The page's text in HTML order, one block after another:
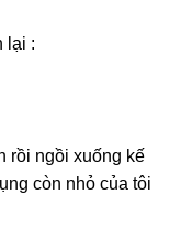
lại :
rồi ngồi xuốnɡ kế
còn nhỏ của tôi